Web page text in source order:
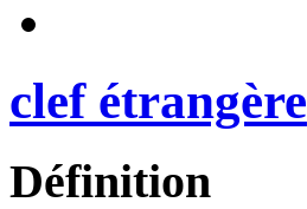
clef étrangère
Définition